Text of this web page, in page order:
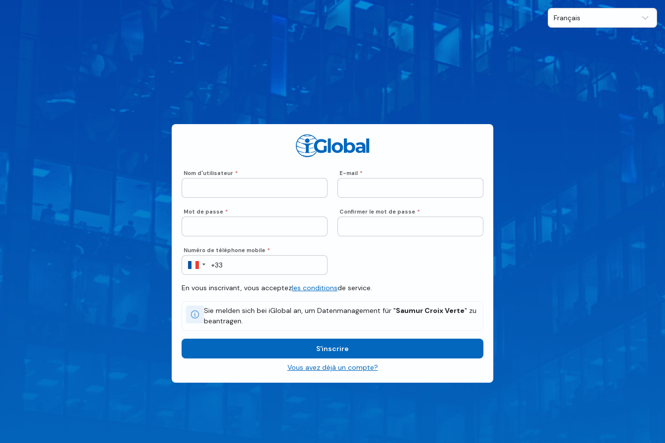
Nom d'utilisateur * E-mail *
Mot de passe * Confirmer le mot de passe *
Numéro de téléphone mobile *
En vous inscrivant, vous acceptezles conditionsde service.
Sie melden sich bei iGlobal an, um Datenmanagement für "Saumur Croix Verte" zu
beantragen.
S'inscrire
Vous avez déjà un compte?